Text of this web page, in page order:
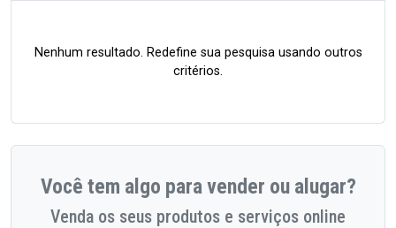
Nenhum resultado. Redefine sua pesquisa usando outros
critérios.
Você tem algo para vender ou alugar?
Venda os seus produtos e serviços online